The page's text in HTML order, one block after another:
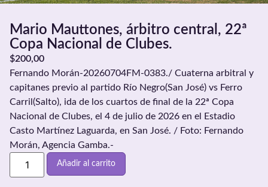
Mario Mauttones, árbitro central, 22ª
Copa Nacional de Clubes.
$200,00
Fernando Morán-20260704FM-0383./ Cuaterna arbitral y
capitanes previo al partido Río Negro(San José) vs Ferro
Carril(Salto), ida de los cuartos de final de la 22ª Copa
Nacional de Clubes, el 4 de julio de 2026 en el Estadio
Casto Martínez Laguarda, en San José. / Foto: Fernando
Morán, Agencia Gamba.-
Añadir al carrito